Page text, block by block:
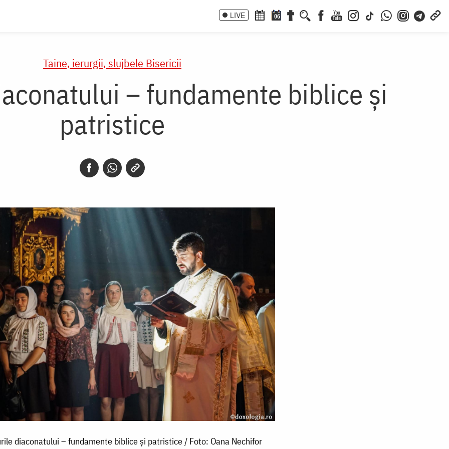
LIVE 06
Taine, ierurgii, slujbele Bisericii
– fundamente biblice și
patristice
diaconatului – fundamente biblice și patristice / Foto: Oana Nechifor